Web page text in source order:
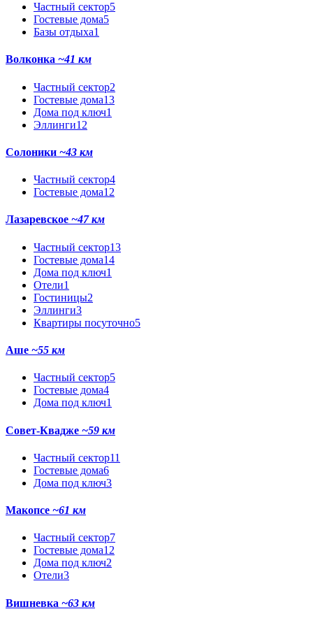
Частный сектор5
Гостевые дома5
Базы отдыха1
Волконка ~41 км
Частный сектор2
Гостевые дома13
Дома под ключ1
Эллинги12
Солоники ~43 км
Частный сектор4
Гостевые дома12
Лазаревское ~47 км
Частный сектор13
Гостевые дома14
Дома под ключ1
Отели1
Гостиницы2
Эллинги3
Квартиры посуточно5
Аше ~55 км
Частный сектор5
Гостевые дома4
Дома под ключ1
Совет-Квадже ~59 км
Частный сектор11
Гостевые дома6
Дома под ключ3
Макопсе ~61 км
Частный сектор7
Гостевые дома12
Дома под ключ2
Отели3
Вишневка ~63 км